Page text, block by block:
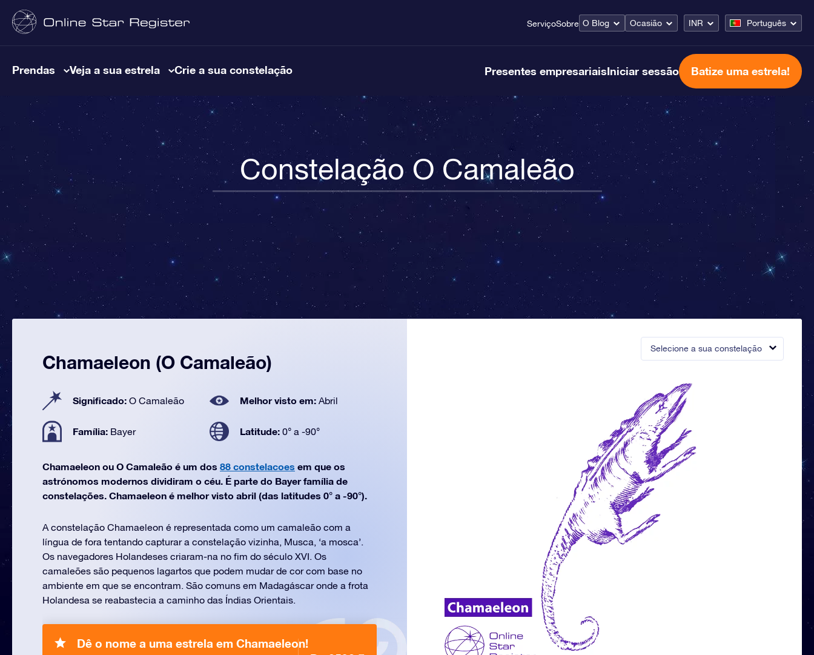
ServiçoSobre O Blog Ocasião INR Português
Prendas Veja a sua estrela Crie a sua constelação Presentes empresariaisIniciar sessão Batize uma estrela!
Constelação O Camaleão
Selecione a sua constelação
Chamaeleon (O Camaleão)
Significado: O Camaleão Melhor visto em: Abril
Família: Bayer Latitude: 0° a -90°
Chamaeleon ou O Camaleão é um dos 88 constelacoes em que os
astrónomos modernos dividiram o céu. É parte do Bayer família de
constelações. Chamaeleon é melhor visto abril (das latitudes 0° a -90°).
A constelação Chamaeleon é representada como um camaleão com a
língua de fora tentando capturar a constelação vizinha, Musca, ‘a mosca’.
Os navegadores Holandeses criaram-na no fim do século XVI. Os
camaleões são pequenos lagartos que podem mudar de cor com base no
ambiente em que se encontram. São comuns em Madagáscar onde a frota
Holandesa se reabastecia a caminho das Índias Orientais.
Dê o nome a uma estrela em Chamaeleon!